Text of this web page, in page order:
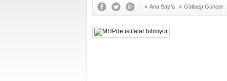
» Ana Sayfa » Gölbaşı Güncel